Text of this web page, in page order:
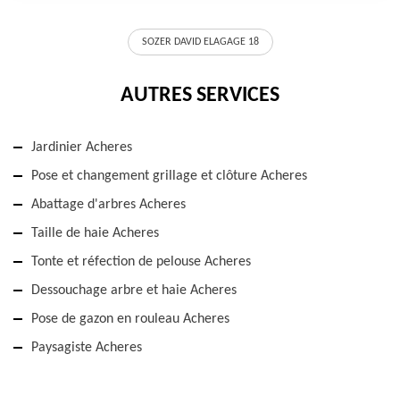
SOZER DAVID ELAGAGE 18
AUTRES SERVICES
Jardinier Acheres
Pose et changement grillage et clôture Acheres
Abattage d'arbres Acheres
Taille de haie Acheres
Tonte et réfection de pelouse Acheres
Dessouchage arbre et haie Acheres
Pose de gazon en rouleau Acheres
Paysagiste Acheres